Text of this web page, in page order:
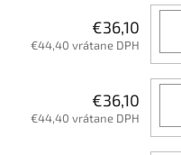
€36,10
€44,40 vrátane DPH
€36,10
€44,40 vrátane DPH